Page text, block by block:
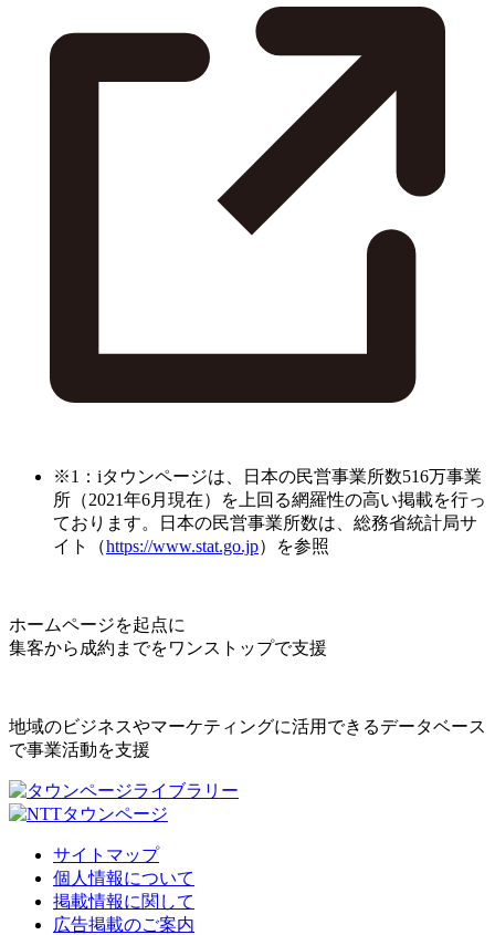
※1：iタウンページは、日本の民営事業所数516万事業
所（2021年6月現在）を上回る網羅性の高い掲載を行っ
ております。日本の民営事業所数は、総務省統計局サ
イト（https://www.stat.go.jp）を参照
ホームページを起点に
集客から成約までをワンストップで支援
地域のビジネスやマーケティングに活用できるデータベース
で事業活動を支援
サイトマップ
個人情報について
掲載情報に関して
広告掲載のご案内